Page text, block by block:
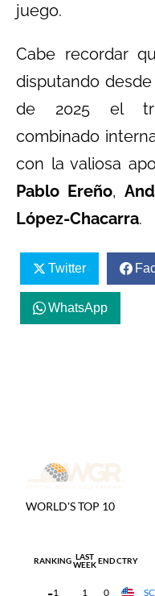
juego.
Cabe recordar
disputando
de 2025 el
combinado
con la valiosa
Pablo Ereño,
López-Chacarra.
Twitter
WhatsApp